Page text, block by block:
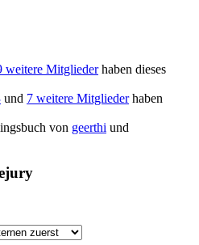
weitere Mitgliederhaben dieses
und 7 weitere Mitgliederhaben
von geerthi und